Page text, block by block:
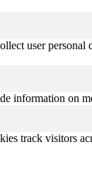
user personal
information on
track visitors